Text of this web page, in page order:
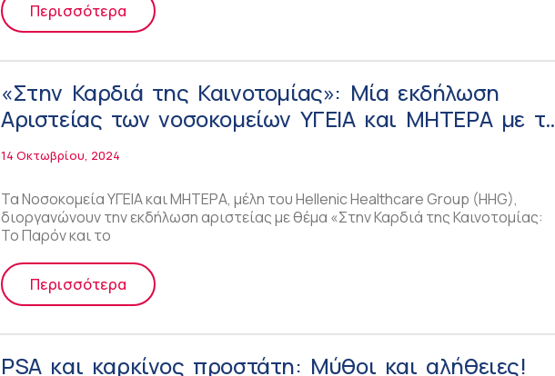
Περισσότερα
«Στην Καρδιά της Καινοτομίας»: Mία εκδήλωση
Αριστείας των νοσοκομείων ΥΓΕΙΑ και ΜΗΤΕΡΑ με το
βλέμμα στις εντυπωσιακές εξελίξεις των
καρδιαγγειακών επιστημών
14 Οκτωβρίου, 2024
Τα Νοσοκομεία ΥΓΕΙΑ και ΜΗΤΕΡΑ, μέλη του Hellenic Healthcare Group (HHG),
διοργανώνουν την εκδήλωση αριστείας με θέμα «Στην Καρδιά της Καινοτομίας:
Το Παρόν και το
Περισσότερα
PSA και καρκίνος προστάτη: Μύθοι και αλήθειες!